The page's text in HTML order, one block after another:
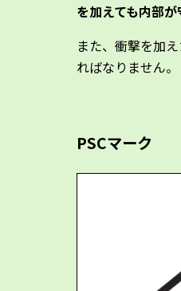
を加えても内部
また、衝撃を加え
ればなりません。
PSCマーク